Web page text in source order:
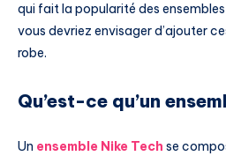
qui fait la popularité des
vous devriez envisager d’ajouter
robe.
Qu’est-ce qu’un
Un ensemble Nike Tech se